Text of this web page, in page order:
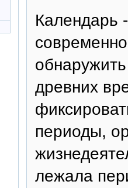
Календарь
древних
периоды,
лежала